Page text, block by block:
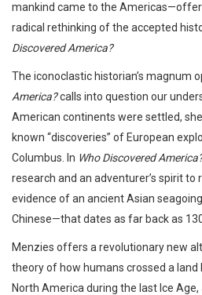
mankind came to the
radical rethinking of the accepted
Discovered America?
The iconoclastic historian’s magnum
America?calls into question our
American continents were settled,
known “discoveries” of European
Columbus. In Who Discovered
research and an adventurer’s spirit to
evidence of an ancient Asian
Chinese—that dates as far back as
Menzies offers a revolutionary new
theory of how humans crossed a land
North America during the last Ice